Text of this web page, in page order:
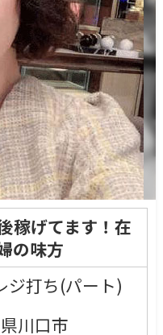
稼げてます！在
の味方
打ち(パート)
川口市